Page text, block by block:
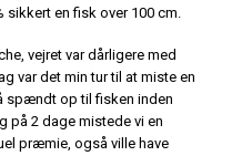
sikkert en fisk over 100 cm.
vejret var dårligere med
var det min tur til at miste en
spændt op til fisken inden
på 2 dage mistede vi en
præmie, også ville have